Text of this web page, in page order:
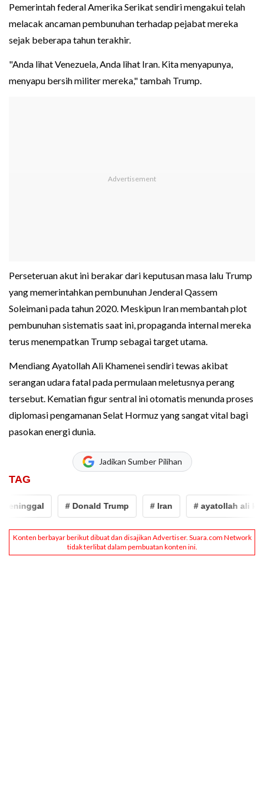
Pemerintah federal Amerika Serikat sendiri mengakui telah
melacak ancaman pembunuhan terhadap pejabat mereka
sejak beberapa tahun terakhir.
"Anda lihat Venezuela, Anda lihat Iran. Kita menyapunya,
menyapu bersih militer mereka," tambah Trump.
Perseteruan akut ini berakar dari keputusan masa lalu Trump
yang memerintahkan pembunuhan Jenderal Qassem
Soleimani pada tahun 2020. Meskipun Iran membantah plot
pembunuhan sistematis saat ini, propaganda internal mereka
terus menempatkan Trump sebagai target utama.
Mendiang Ayatollah Ali Khamenei sendiri tewas akibat
serangan udara fatal pada permulaan meletusnya perang
tersebut. Kematian figur sentral ini otomatis menunda proses
diplomasi pengamanan Selat Hormuz yang sangat vital bagi
pasokan energi dunia.
Jadikan Sumber Pilihan
TAG
# Donald Trump # Iran # ayatollah ali